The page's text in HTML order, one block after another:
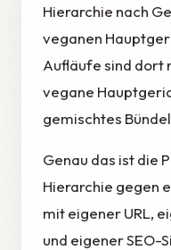
Hierarchie nach
veganen
Aufläufe sind dort
vegane
gemischtes
Genau das ist die
Hierarchie gegen
mit eigener URL,
und eigener SEO-